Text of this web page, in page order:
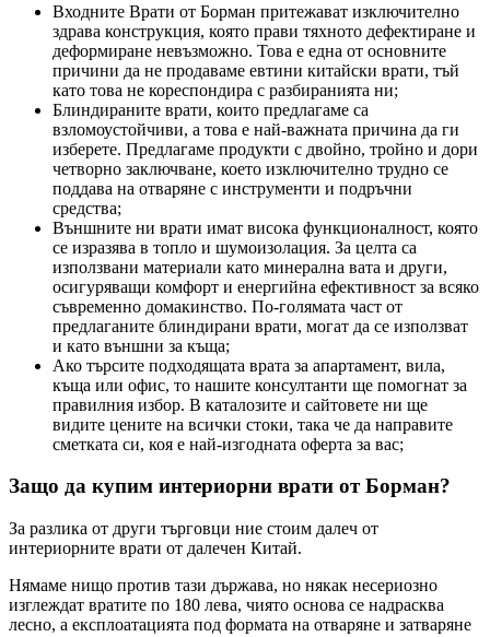
Входните Врати от Борман притежават изключително
здрава конструкция, която прави тяхното дефектиране и
деформиране невъзможно. Това е една от основните
причини да не продаваме евтини китайски врати, тъй
като това не кореспондира с разбиранията ни;
Блиндираните врати, които предлагаме са
взломоустойчиви, а това е най-важната причина да ги
изберете. Предлагаме продукти с двойно, тройно и дори
четворно заключване, което изключително трудно се
поддава на отваряне с инструменти и подръчни
средства;
Външните ни врати имат висока функционалност, която
се изразява в топло и шумоизолация. За целта са
използвани материали като минерална вата и други,
осигуряващи комфорт и енергийна ефективност за всяко
съвременно домакинство. По-голямата част от
предлаганите блиндирани врати, могат да се използват
и като външни за къща;
Ако търсите подходящата врата за апартамент, вила,
къща или офис, то нашите консултанти ще помогнат за
правилния избор. В каталозите и сайтовете ни ще
видите цените на всички стоки, така че да направите
сметката си, коя е най-изгодната оферта за вас;
Защо да купим интериорни врати от Борман?
За разлика от други търговци ние стоим далеч от
интериорните врати от далечен Китай.
Нямаме нищо против тази държава, но някак несериозно
изглеждат вратите по 180 лева, чиято основа се надрасква
лесно, а експлоатацията под формата на отваряне и затваряне